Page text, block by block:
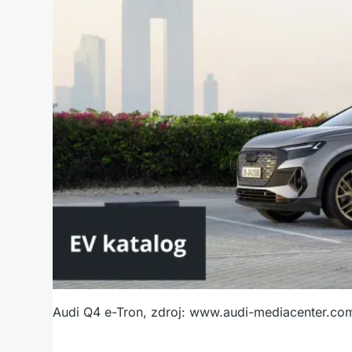
Audi Q4 e-Tron, zdroj: www.audi-